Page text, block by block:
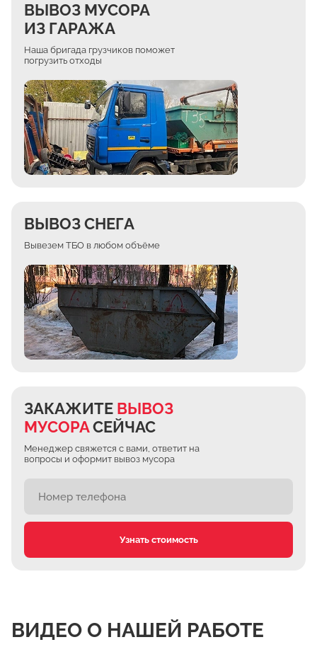
ВЫВОЗ МУСОРА
ИЗ ГАРАЖА
Наша бригада грузчиков поможет
погрузить отходы
ВЫВОЗ СНЕГА
Вывезем ТБО в любом объёме
ЗАКАЖИТЕ ВЫВОЗ
МУСОРАСЕЙЧАС
Менеджер свяжется с вами, ответит на
вопросы и оформит вывоз мусора
Узнать стоимость
ВИДЕО О НАШЕЙ РАБОТЕ